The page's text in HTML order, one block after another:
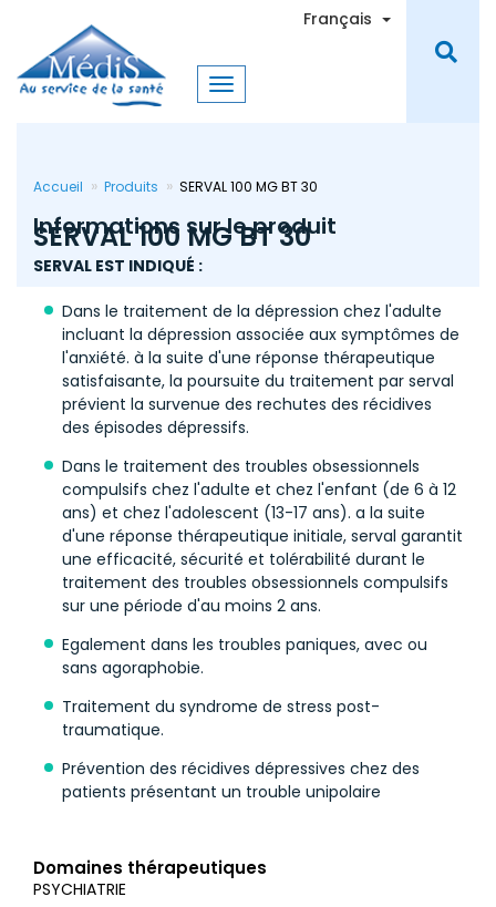
contenu
principal
Français Toggle
Accueil Produits SERVAL 100 MG BT 30
SERVAL 100 MG BT 30
Informations sur le produit
SERVAL EST INDIQUÉ :
Dans le traitement de la dépression chez l'adulte
incluant la dépression associée aux symptômes de
l'anxiété. à la suite d'une réponse thérapeutique
satisfaisante, la poursuite du traitement par serval
prévient la survenue des rechutes des récidives
des épisodes dépressifs.
Dans le traitement des troubles obsessionnels
compulsifs chez l'adulte et chez l'enfant (de 6 à 12
ans) et chez l'adolescent (13-17 ans). a la suite
d'une réponse thérapeutique initiale, serval garantit
une efficacité, sécurité et tolérabilité durant le
traitement des troubles obsessionnels compulsifs
sur une période d'au moins 2 ans.
Egalement dans les troubles paniques, avec ou
sans agoraphobie.
Traitement du syndrome de stress post-
traumatique.
Prévention des récidives dépressives chez des
patients présentant un trouble unipolaire
Domaines thérapeutiques
PSYCHIATRIE